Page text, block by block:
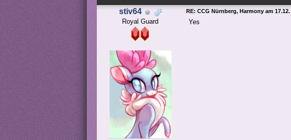
stiv64
Royal Guard
RE: CCG Nürnberg, Harmony am 17.12.
Yes